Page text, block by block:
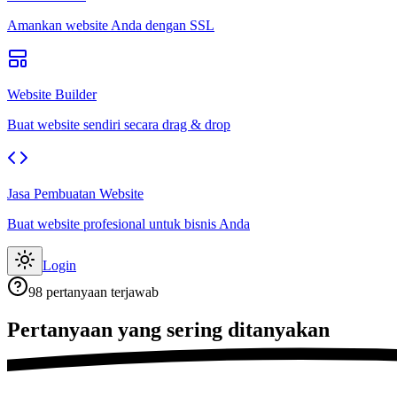
Amankan website Anda dengan SSL
Website Builder
Buat website sendiri secara drag & drop
Jasa Pembuatan Website
Buat website profesional untuk bisnis Anda
Login
98 pertanyaan terjawab
Pertanyaan yang sering ditanyakan